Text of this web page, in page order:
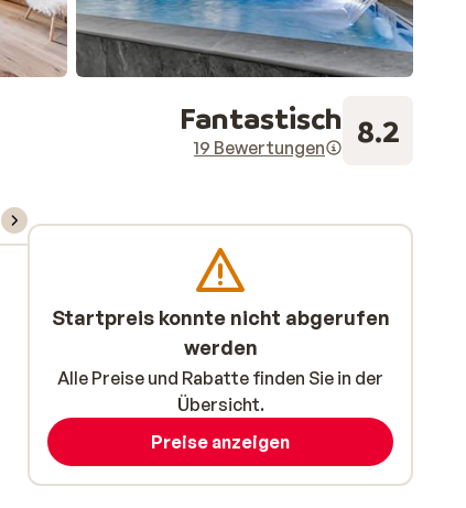
Fantastisch
19 Bewertungen 8.2
Skipass/Kurse/Material
Startpreis konnte nicht abgerufen
werden
Alle Preise und Rabatte finden Sie in der
Übersicht.
Preise anzeigen